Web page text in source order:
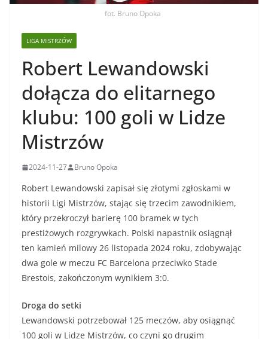
fot. Bruno Opoka
LIGA MISTRZÓW
Robert Lewandowski
dołącza do elitarnego
klubu: 100 goli w Lidze
Mistrzów
2024-11-27 Bruno Opoka
Robert Lewandowski zapisał się złotymi zgłoskami w
historii Ligi Mistrzów, stając się trzecim zawodnikiem,
który przekroczył barierę 100 bramek w tych
prestiżowych rozgrywkach. Polski napastnik osiągnął
ten kamień milowy 26 listopada 2024 roku, zdobywając
dwa gole w meczu FC Barcelona przeciwko Stade
Brestois, zakończonym wynikiem 3:0.
Droga do setki
Lewandowski potrzebował 125 meczów, aby osiągnąć
100 goli w Lidze Mistrzów, co czyni go drugim